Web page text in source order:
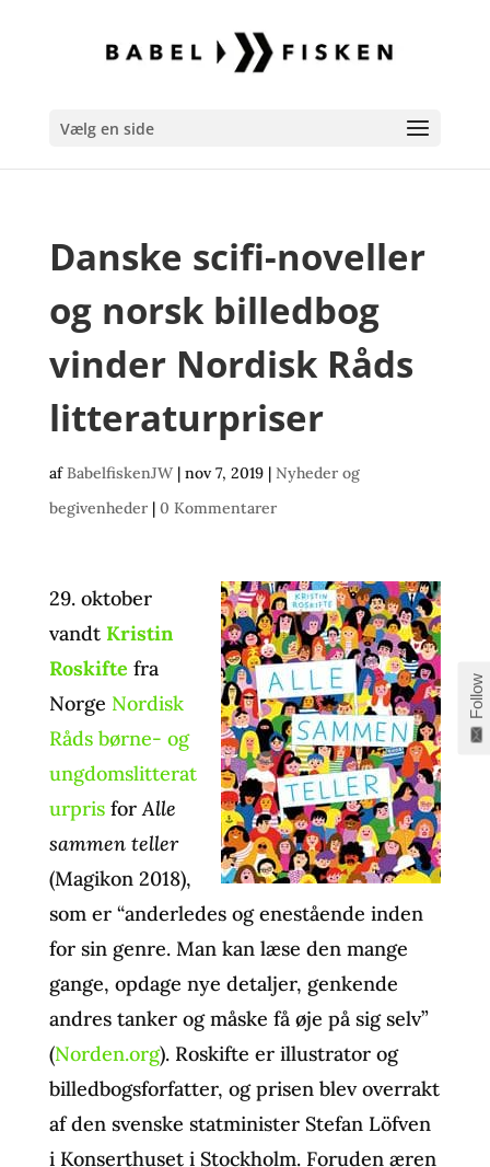
Vælg en side
Danske scifi-noveller
og norsk billedbog
vinder Nordisk Råds
litteraturpriser
afBabelfiskenJW| nov 7, 2019| Nyheder og
begivenheder| 0 Kommentarer
29. oktober
vandt Kristin
Roskifte fra
Norge Nordisk
Råds børne- og
ungdomslitterat
urprisforAlle
sammen teller
(Magikon 2018),
som er “anderledes og enestående inden
for sin genre. Man kan læse den mange
gange, opdage nye detaljer, genkende
andres tanker og måske få øje på sig selv”
(Norden.org). Roskifte er illustrator og
billedbogsforfatter, og prisen blev overrakt
af den svenske statminister Stefan Löfven
i Konserthuset i Stockholm. Foruden æren
Follow